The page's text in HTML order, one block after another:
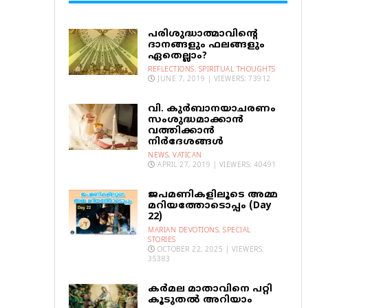
പരിശുദ്ധാത്മാവിന്റെ
ദാനങ്ങളും ഫലങ്ങളും
ഏതെല്ലാം?
REFLECTIONS, SPIRITUAL THOUGHTS
JUNE 7, 2019 | VIEWERS: 73912
വി. കുര്‍ബാനയാചരണം
സംശുദ്ധമാക്കാന്‍
വത്തിക്കാന്‍
നിര്‍ദേശങ്ങള്‍
NEWS, VATICAN
APRIL 27, 2019 | VIEWERS: 40491
ജപമണികളിലൂടെ അമ്മ
മറിയത്തോടൊപ്പം (Day
22)
MARIAN DEVOTIONS, SPECIAL
STORIES
OCTOBER 22, 2025 | VIEWERS:
35383
കര്‍മല മാതാവിനെ പറ്റി
കൂടുതല്‍ അറിയാം